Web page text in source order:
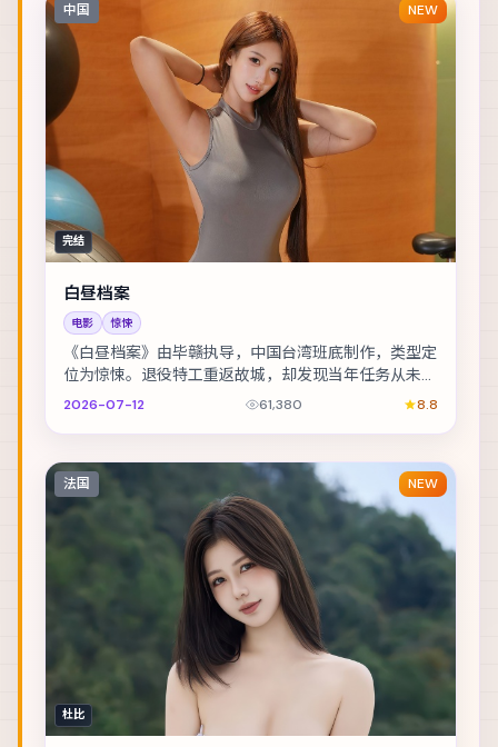
中国 NEW
完结
白昼档案
电影 惊悚
《白昼档案》由毕赣执导，中国台湾班底制作，类型定
位为惊悚。退役特工重返故城，却发现当年任务从未真
正结束。主演包括白宇、古天乐、王凯 等，表演层次...
2026-07-12 61,380 8.8
法国 NEW
杜比